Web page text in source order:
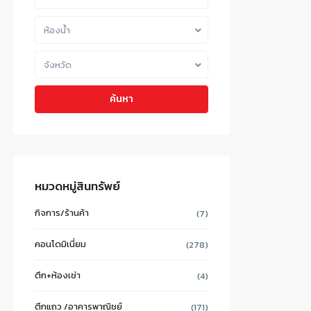
ห้องน้ำ
จังหวัด
ค้นหา
หมวดหมู่สินทรัพย์
กิจการ/ร้านค้า (7)
คอนโดมิเนี่ยม (278)
ตึก+ห้องเช่า (4)
ตึกแถว /อาคารพาณิชย์ (171)